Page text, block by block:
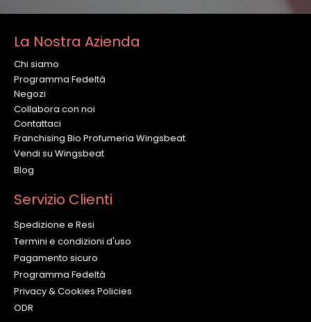
La Nostra Azienda
Chi siamo
Programma Fedeltà
Negozi
Collabora con noi
Contattaci
Franchising Bio Profumeria Wingsbeat
Vendi su Wingsbeat
Blog
Servizio Clienti
Spedizione e Resi
Termini e condizioni d'uso
Pagamento sicuro
Programma Fedeltà
Privacy & Cookies Policies
ODR